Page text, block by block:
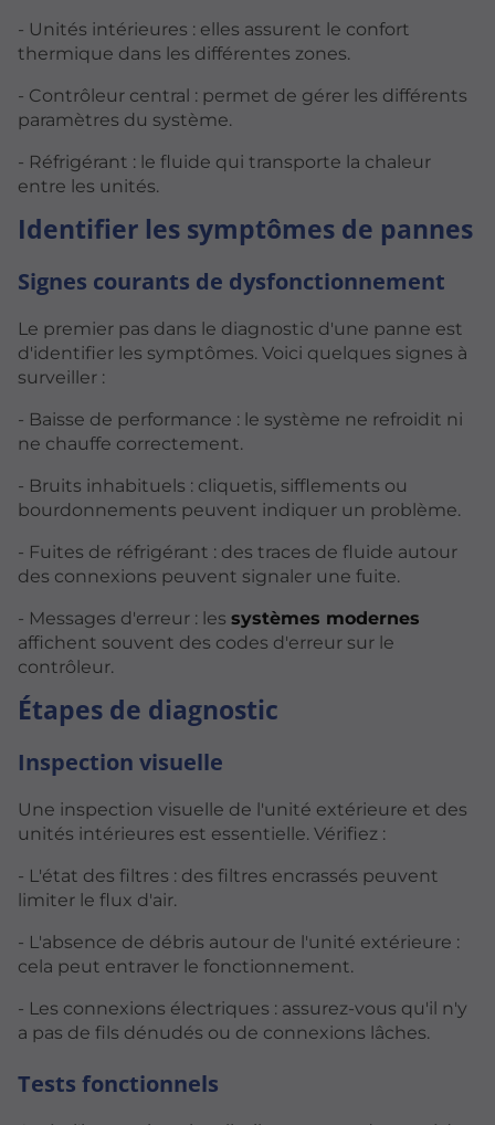
- Unités intérieures : elles assurent le confort
thermique dans les différentes zones.
- Contrôleur central : permet de gérer les différents
paramètres du système.
- Réfrigérant : le fluide qui transporte la chaleur
entre les unités.
Identifier les symptômes de pannes
Signes courants de dysfonctionnement
Le premier pas dans le diagnostic d'une panne est
d'identifier les symptômes. Voici quelques signes à
surveiller :
- Baisse de performance : le système ne refroidit ni
ne chauffe correctement.
- Bruits inhabituels : cliquetis, sifflements ou
bourdonnements peuvent indiquer un problème.
- Fuites de réfrigérant : des traces de fluide autour
des connexions peuvent signaler une fuite.
- Messages d'erreur : les systèmes modernes
affichent souvent des codes d'erreur sur le
contrôleur.
Étapes de diagnostic
Inspection visuelle
Une inspection visuelle de l'unité extérieure et des
unités intérieures est essentielle. Vérifiez :
- L'état des filtres : des filtres encrassés peuvent
limiter le flux d'air.
- L'absence de débris autour de l'unité extérieure :
cela peut entraver le fonctionnement.
- Les connexions électriques : assurez-vous qu'il n'y
a pas de fils dénudés ou de connexions lâches.
Tests fonctionnels